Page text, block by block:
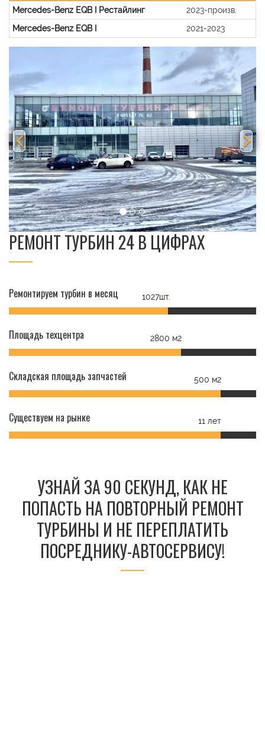
Mercedes-Benz EQB I Рестайлинг
2023-произв.
Mercedes-Benz EQB I
2021-2023
РЕМОНТ ТУРБИН 24 В ЦИФРАХ
Ремонтируем турбин в месяц 1027шт.
Площадь техцентра 2800 м2
Складская площадь запчастей 500 м2
Существуем на рынке 11 лет
УЗНАЙ ЗА 90 СЕКУНД, КАК НЕ
ПОПАСТЬ НА ПОВТОРНЫЙ РЕМОНТ
ТУРБИНЫ И НЕ ПЕРЕПЛАТИТЬ
ПОСРЕДНИКУ-АВТОСЕРВИСУ!